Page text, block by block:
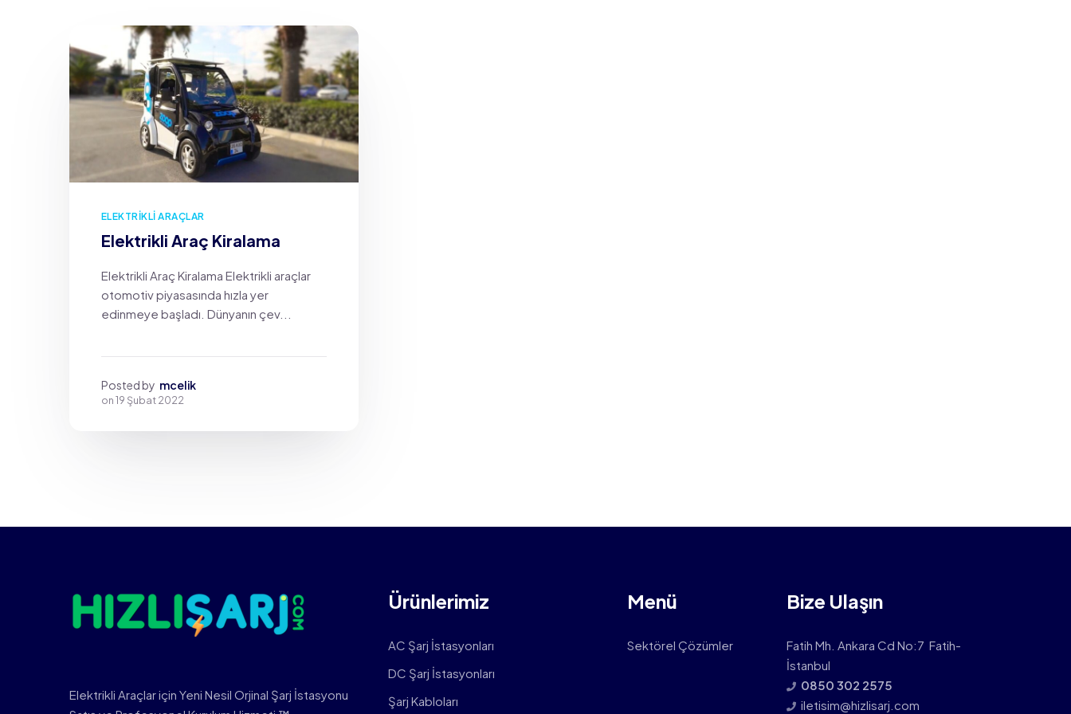
ELEKTRIKLI ARAÇLAR
Elektrikli Araç Kiralama
Elektrikli Araç Kiralama Elektrikli araçlar
otomotiv piyasasında hızla yer
edinmeye başladı. Dünyanın çev...
Posted by mcelik
on19 Şubat 2022
Elektrikli Araçlar için Yeni Nesil Orjinal Şarj İstasyonu
Ürünlerimiz
AC Şarj İstasyonları
DC Şarj İstasyonları
Şarj Kabloları
Menü
Sektörel Çözümler
Bize Ulaşın
Fatih Mh. Ankara Cd No:7 Fatih-
İstanbul
0850 302 2575
iletisim@hizlisarj.com